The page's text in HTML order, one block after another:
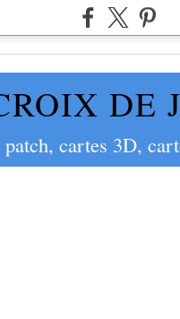
DE
cartes 3D,